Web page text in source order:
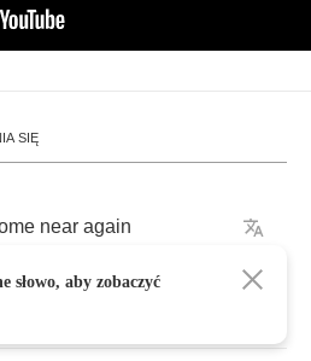
SIĘ
near again
aby zobaczyć